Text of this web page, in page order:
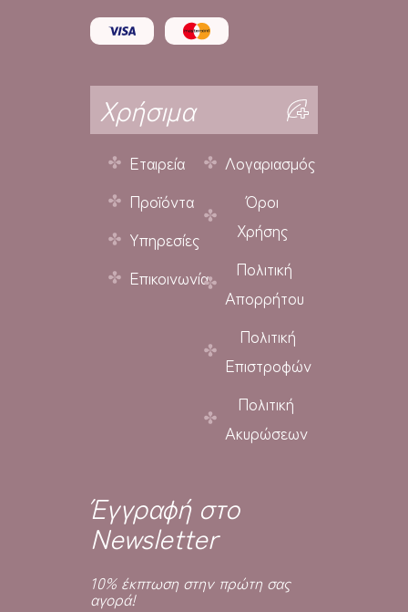
Χρήσιμα
Εταιρεία
Προϊόντα
Υπηρεσίες
Επικοινωνία
Λογαριασμός
Όροι
Χρήσης
Πολιτική
Απορρήτου
Πολιτική
Επιστροφών
Πολιτική
Ακυρώσεων
Έγγραφή στο
Newsletter
10% έκπτωση στην πρώτη σας
αγορά!